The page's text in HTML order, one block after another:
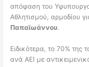
απόφαση του
Αθλητισμού, αρμοδίου
Παπαϊωάννου.
Ειδικότερα, το 70% της
ανά ΑΕΙ με